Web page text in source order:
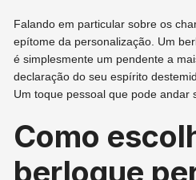
Falando em particular sobre os
epítome da personalização. Um
é simplesmente um pendente a
declaração do seu espírito
Um toque pessoal que pode andar
Como
berloque